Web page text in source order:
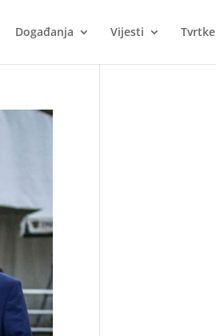
Događanja Vijesti Tvrtke